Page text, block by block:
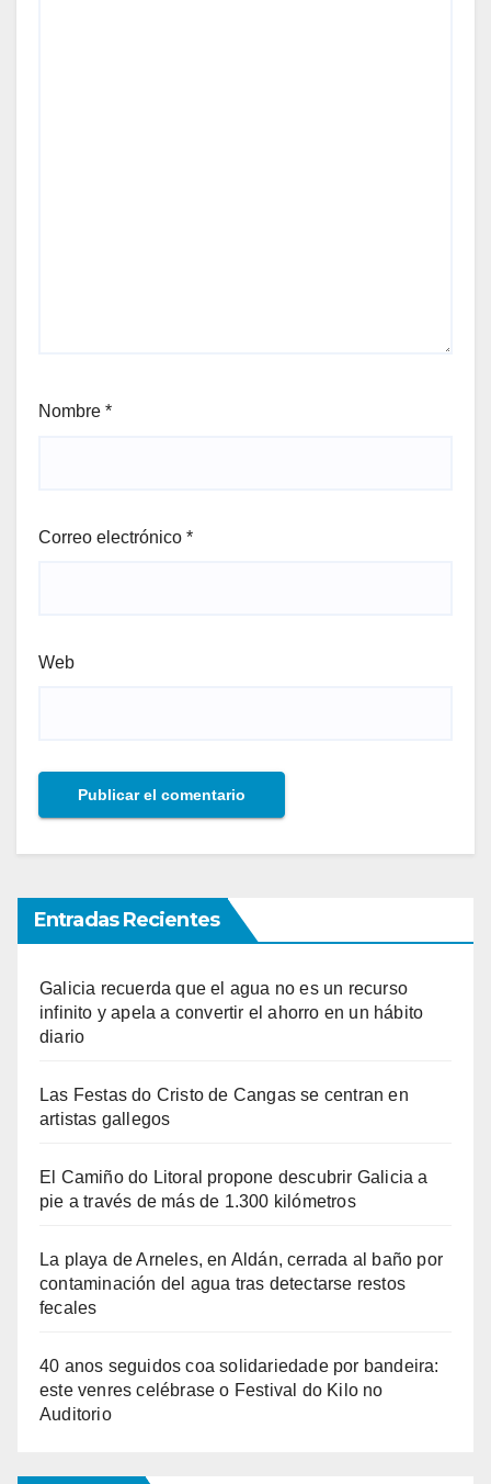
Nombre *
Correo electrónico *
Web
Entradas Recientes
Galicia recuerda que el agua no es un recurso
infinito y apela a convertir el ahorro en un hábito
diario
Las Festas do Cristo de Cangas se centran en
artistas gallegos
El Camiño do Litoral propone descubrir Galicia a
pie a través de más de 1.300 kilómetros
La playa de Arneles, en Aldán, cerrada al baño por
contaminación del agua tras detectarse restos
fecales
40 anos seguidos coa solidariedade por bandeira:
este venres celébrase o Festival do Kilo no
Auditorio